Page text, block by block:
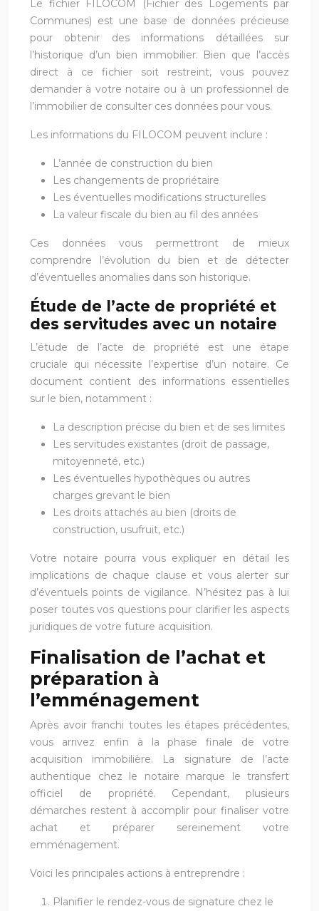
Le fichier FILOCOM (Fichier des Logements par
Communes) est une base de données précieuse
pour obtenir des informations détaillées sur
l’historique d’un bien immobilier. Bien que l’accès
direct à ce fichier soit restreint, vous pouvez
demander à votre notaire ou à un professionnel de
l’immobilier de consulter ces données pour vous.
Les informations du FILOCOM peuvent inclure :
L’année de construction du bien
Les changements de propriétaire
Les éventuelles modifications structurelles
La valeur fiscale du bien au fil des années
Ces données vous permettront de mieux
comprendre l’évolution du bien et de détecter
d’éventuelles anomalies dans son historique.
Étude de l’acte de propriété et
des servitudes avec un notaire
L’étude de l’acte de propriété est une étape
cruciale qui nécessite l’expertise d’un notaire. Ce
document contient des informations essentielles
sur le bien, notamment :
La description précise du bien et de ses limites
Les servitudes existantes (droit de passage,
mitoyenneté, etc.)
Les éventuelles hypothèques ou autres
charges grevant le bien
Les droits attachés au bien (droits de
construction, usufruit, etc.)
Votre notaire pourra vous expliquer en détail les
implications de chaque clause et vous alerter sur
d’éventuels points de vigilance. N’hésitez pas à lui
poser toutes vos questions pour clarifier les aspects
juridiques de votre future acquisition.
Finalisation de l’achat et
préparation à
l’emménagement
Après avoir franchi toutes les étapes précédentes,
vous arrivez enfin à la phase finale de votre
acquisition immobilière. La signature de l’acte
authentique chez le notaire marque le transfert
officiel de propriété. Cependant, plusieurs
démarches restent à accomplir pour finaliser votre
achat et préparer sereinement votre
emménagement.
Voici les principales actions à entreprendre :
Planifier le rendez-vous de signature chez le